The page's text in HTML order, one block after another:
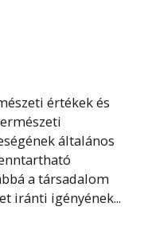
értékek és
általános
a társadalom
iránti igényének...